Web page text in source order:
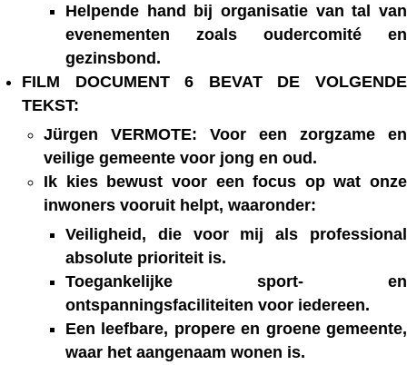
Helpende hand bij organisatie van tal van
evenementen zoals oudercomité en
gezinsbond.
FILM DOCUMENT 6 BEVAT DE VOLGENDE
TEKST:
Jürgen VERMOTE: Voor een zorgzame en
veilige gemeente voor jong en oud.
Ik kies bewust voor een focus op wat onze
inwoners vooruit helpt, waaronder:
Veiligheid, die voor mij als professional
absolute prioriteit is.
Toegankelijke sport- en
ontspanningsfaciliteiten voor iedereen.
Een leefbare, propere en groene gemeente,
waar het aangenaam wonen is.